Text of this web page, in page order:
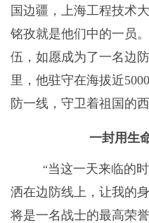
国边疆，上海工程技术
铭孜就是他们中的一员
伍，如愿成为了一名边
里，他驻守在海拔近5000
防一线，守卫着祖国的西
一封用生
“当这一天来临的
洒在边防线上，让我的
将是一名战士的最高荣